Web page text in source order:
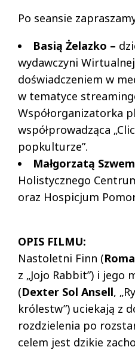
Po seansie
Basią Żelazko –
wydawczyni
doświadczeniem w
w tematyce
Współorganizatorka
współprowadząca
popkulturze”.
Małgorzatą
Holistycznego
oraz Hospicjum
OPIS FILMU:
Nastoletni Finn (
z „Jojo Rabbit”) i jego
(Dexter Sol Ansell,
królestw”) uciekają z
rozdzielenia po
celem jest dzikie